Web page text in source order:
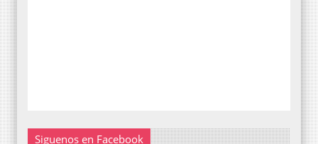
Siguenos en Facebook